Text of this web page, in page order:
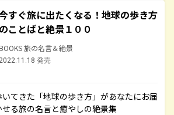
すぐ旅に出たくなる！地球の歩き方
のことばと絶景１００
旅の名言＆絶景
2022.11.18 発売
てきた「地球の歩き方」があなたにお届
る旅の名言と癒やしの絶景集